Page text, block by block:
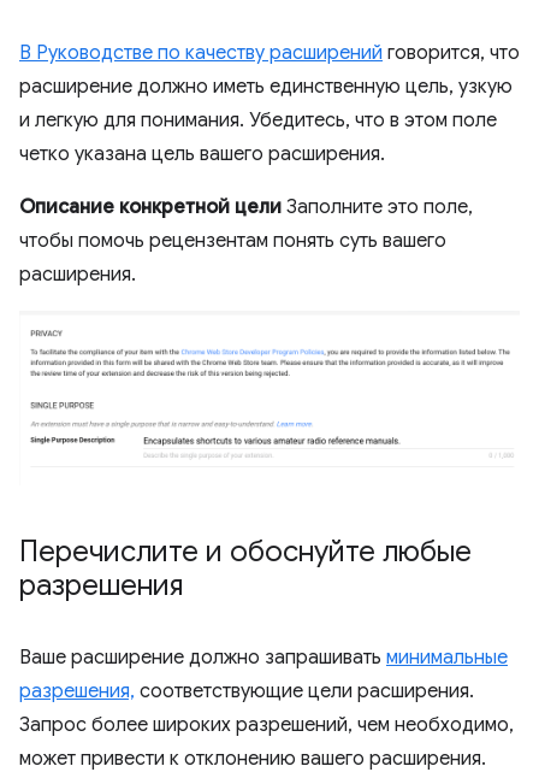
В Руководстве по качеству расширений говорится, что
расширение должно иметь единственную цель, узкую
и легкую для понимания. Убедитесь, что в этом поле
четко указана цель вашего расширения.
Описание конкретной цели Заполните это поле,
чтобы помочь рецензентам понять суть вашего
расширения.
Перечислите и обоснуйте любые
разрешения
Ваше расширение должно запрашивать минимальные
разрешения, соответствующие цели расширения.
Запрос более широких разрешений, чем необходимо,
может привести к отклонению вашего расширения.